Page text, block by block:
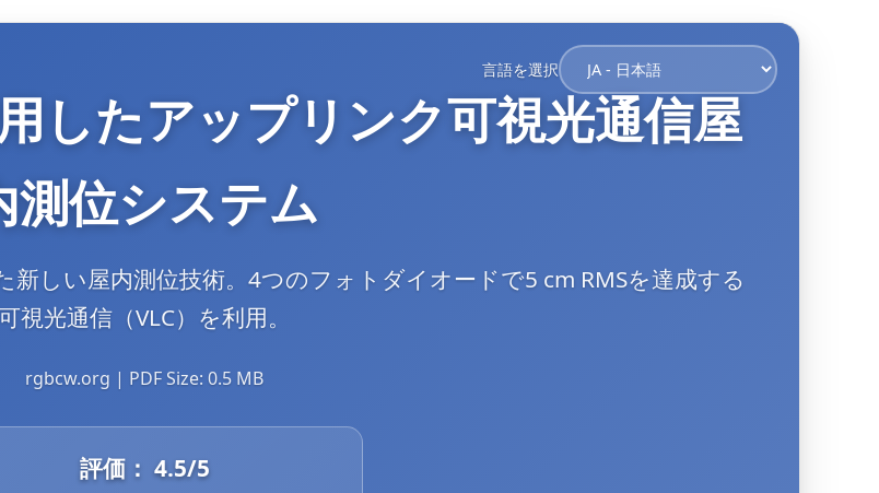
言語を選択
したアップリンク可視光通信屋
測位システム
しい屋内測位技術。4つのフォトダイオードで5 cm RMSを達成する
視光通信（VLC）を利用。
rgbcw.org | PDF Size: 0.5 MB
評価： 4.5/5